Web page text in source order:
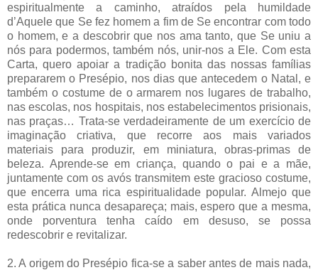
espiritualmente a caminho, atraídos pela humildade
d’Aquele que Se fez homem a fim de Se encontrar com todo
o homem, e a descobrir que nos ama tanto, que Se uniu a
nós para podermos, também nós, unir-nos a Ele. Com esta
Carta, quero apoiar a tradição bonita das nossas famílias
prepararem o Presépio, nos dias que antecedem o Natal, e
também o costume de o armarem nos lugares de trabalho,
nas escolas, nos hospitais, nos estabelecimentos prisionais,
nas praças… Trata-se verdadeiramente de um exercício de
imaginação criativa, que recorre aos mais variados
materiais para produzir, em miniatura, obras-primas de
beleza. Aprende-se em criança, quando o pai e a mãe,
juntamente com os avós transmitem este gracioso costume,
que encerra uma rica espiritualidade popular. Almejo que
esta prática nunca desapareça; mais, espero que a mesma,
onde porventura tenha caído em desuso, se possa
redescobrir e revitalizar.
2. A origem do Presépio fica-se a saber antes de mais nada,